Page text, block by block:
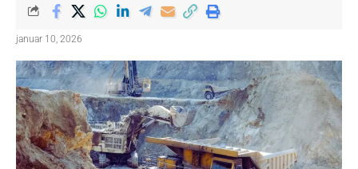
januar 10, 2026